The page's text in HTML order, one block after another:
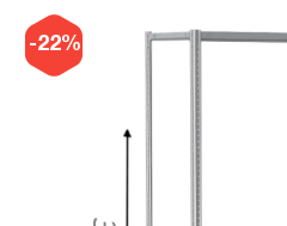
-22%